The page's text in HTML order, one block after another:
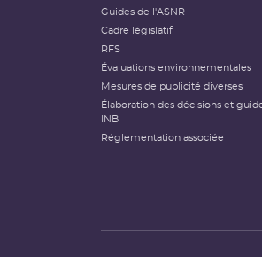
Guides de l'ASNR
Cadre législatif
RFS
Évaluations environnementales
Mesures de publicité diverses
Élaboration des décisions et
INB
Réglementation associée